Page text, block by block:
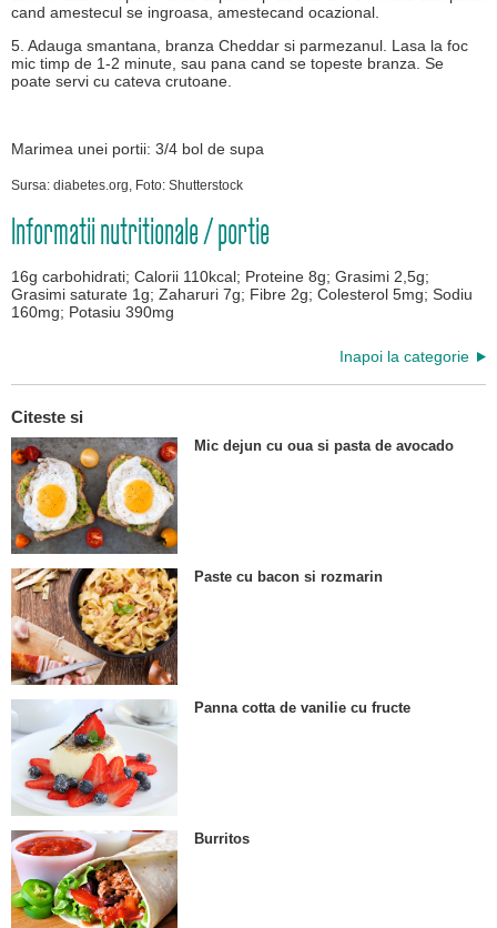
cand amestecul se ingroasa, amestecand ocazional.
5. Adauga smantana, branza Cheddar si parmezanul. Lasa la foc
mic timp de 1-2 minute, sau pana cand se topeste branza. Se
poate servi cu cateva crutoane.
Marimea unei portii: 3/4 bol de supa
Sursa: diabetes.org, Foto: Shutterstock
Informatii nutritionale / portie
16g carbohidrati; Calorii 110kcal; Proteine 8g; Grasimi 2,5g;
Grasimi saturate 1g; Zaharuri 7g; Fibre 2g; Colesterol 5mg; Sodiu
160mg; Potasiu 390mg
Inapoi la categorie
Citeste si
Mic dejun cu oua si pasta de avocado
Paste cu bacon si rozmarin
Panna cotta de vanilie cu fructe
Burritos